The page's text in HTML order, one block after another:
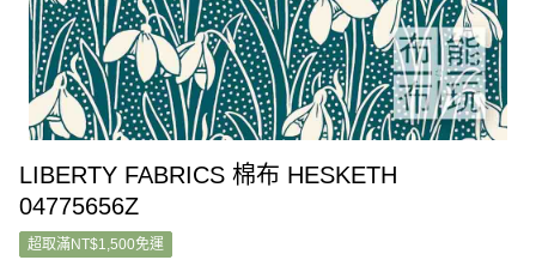
LIBERTY FABRICS 棉布 HESKETH
04775656Z
超取滿NT$1,500免運